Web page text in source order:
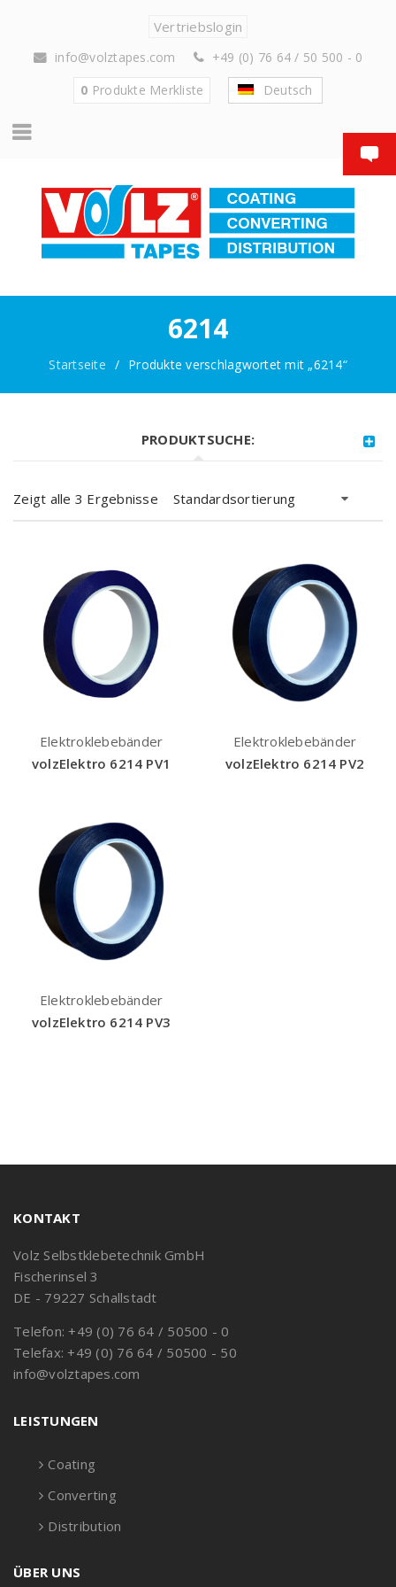
Vertriebslogin
info@volztapes.com
+49 (0) 76 64 / 50 500 - 0
0 Produkte Merkliste Deutsch
6214
Startseite / Produkte verschlagwortet mit „6214“
PRODUKTSUCHE:
Zeigt alle 3 Ergebnisse Standardsortierung
Elektroklebebänder
volzElektro 6214 PV1
Elektroklebebänder
volzElektro 6214 PV2
Elektroklebebänder
volzElektro 6214 PV3
KONTAKT
Volz Selbstklebetechnik GmbH
Fischerinsel 3
DE - 79227 Schallstadt
Telefon: +49 (0) 76 64 / 50500 - 0
Telefax: +49 (0) 76 64 / 50500 - 50
info@volztapes.com
LEISTUNGEN
Coating
Converting
Distribution
ÜBER UNS